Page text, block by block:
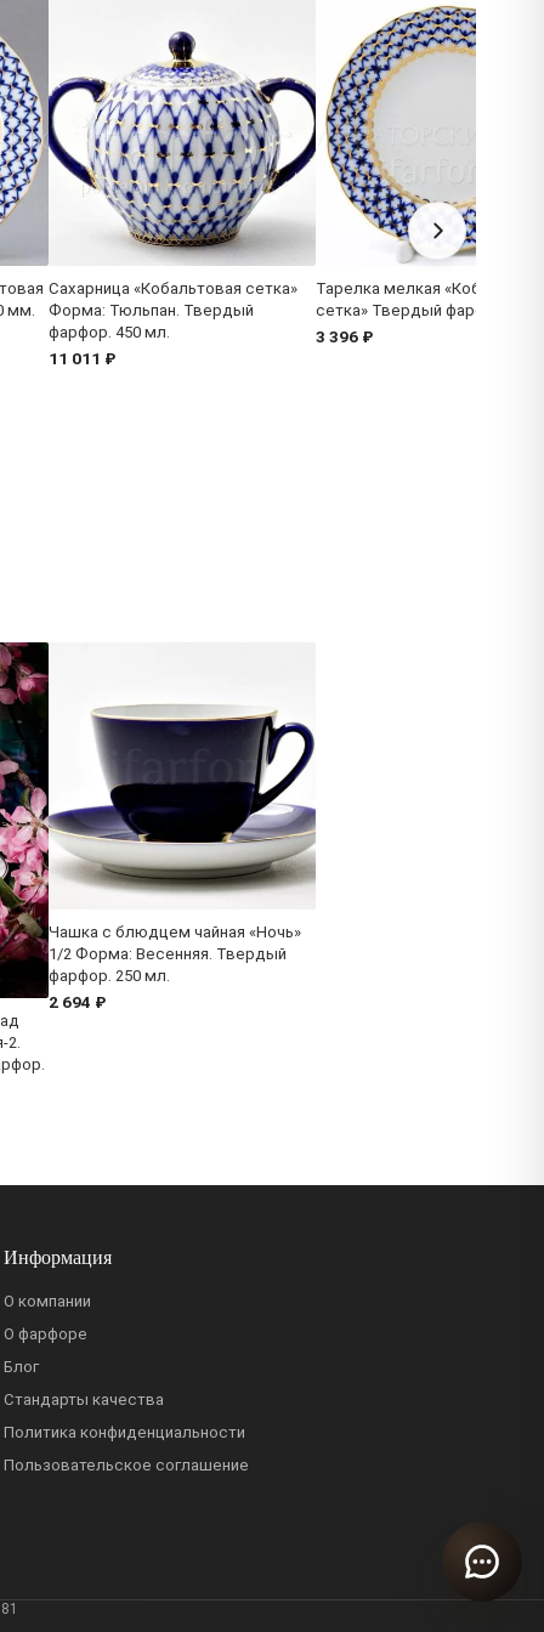
мм.
Сахарница «Кобальтовая сетка»
Форма: Тюльпан. Твердый
фарфор. 450 мл.
11 011 ₽
Тарелка мелкая
сетка» Твердый фарфор.
3 396 ₽
2.
Чашка с блюдцем чайная «Ночь»
1/2 Форма: Весенняя. Твердый
фарфор. 250 мл.
2 694 ₽
Информация
О компании
О фарфоре
Блог
Стандарты качества
Политика конфиденциальности
Пользовательское соглашение